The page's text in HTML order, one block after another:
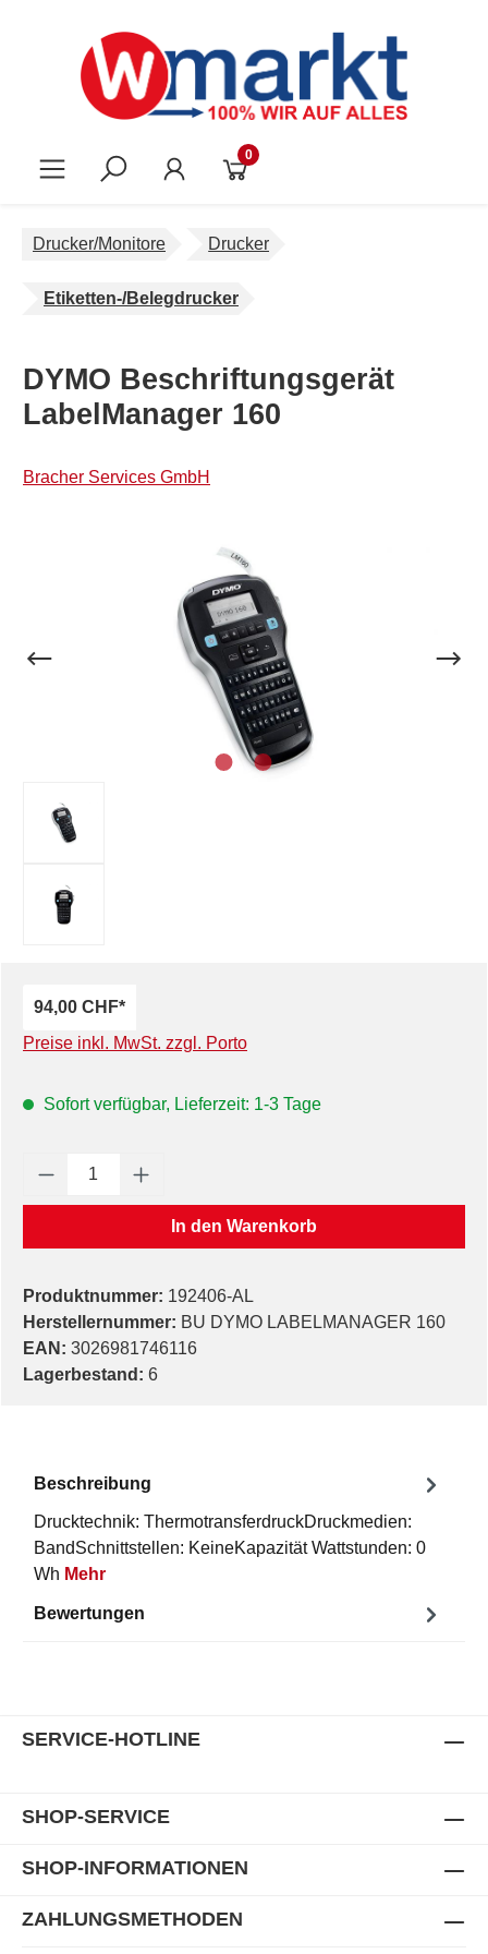
0
Drucker/Monitore Drucker
Etiketten-/Belegdrucker
DYMO Beschriftungsgerät
LabelManager 160
Bracher Services GmbH
Bildergalerie überspringen
94,00 CHF*
Preise inkl. MwSt. zzgl. Porto
Sofort verfügbar, Lieferzeit: 1-3 Tage
Produkt Anzahl: Gib den gewünschten
In den Warenkorb
Produktnummer: 192406-AL
Herstellernummer: BU DYMO LABELMANAGER 160
EAN: 3026981746116
Lagerbestand: 6
Beschreibung
Drucktechnik: ThermotransferdruckDruckmedien:
BandSchnittstellen: KeineKapazität Wattstunden: 0
Wh Mehr
Bewertungen
SERVICE-HOTLINE
SHOP-SERVICE
SHOP-INFORMATIONEN
ZAHLUNGSMETHODEN